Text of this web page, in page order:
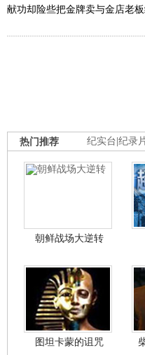
献功却险些把金牌卖与金店老
纪实台 纪录
热门推荐
朝鲜战场大逆转
图坦卡蒙的诅咒